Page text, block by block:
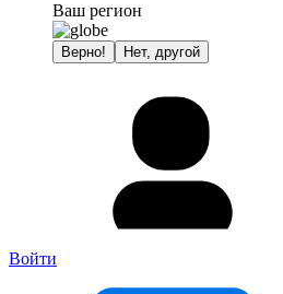
Ваш регион
Верно! Нет, другой
Войти